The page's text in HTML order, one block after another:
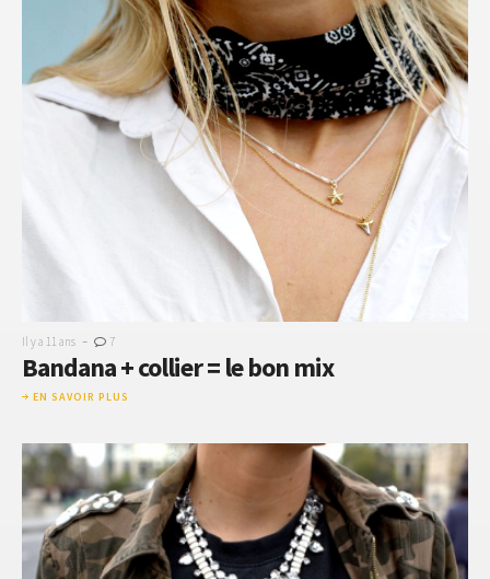
Il y a 11 ans - 7
Bandana + collier = le bon mix
EN SAVOIR PLUS